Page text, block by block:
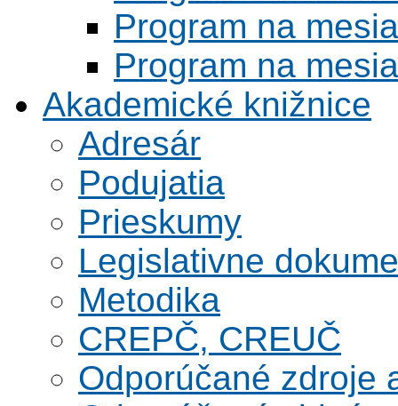
Program na
Program na
Akademické knižnice
Adresár
Podujatia
Prieskumy
Legislativne
Metodika
CREPČ, CREUČ
Odporúčané zdroje